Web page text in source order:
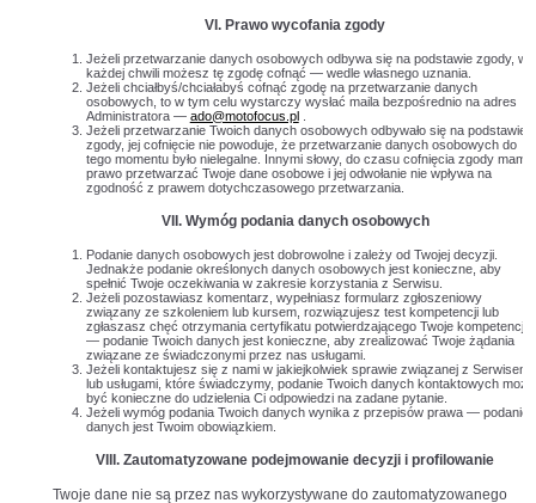
VI. Prawo wycofania zgody
Jeżeli przetwarzanie danych osobowych odbywa się na podstawie zgody, w
każdej chwili możesz tę zgodę cofnąć — wedle własnego uznania.
Jeżeli chciałbyś/chciałabyś cofnąć zgodę na przetwarzanie danych
osobowych, to w tym celu wystarczy wysłać maila bezpośrednio na adres
Administratora — ado@motofocus.pl.
Jeżeli przetwarzanie Twoich danych osobowych odbywało się na podstawie
zgody, jej cofnięcie nie powoduje, że przetwarzanie danych osobowych do
tego momentu było nielegalne. Innymi słowy, do czasu cofnięcia zgody mamy
prawo przetwarzać Twoje dane osobowe i jej odwołanie nie wpływa na
zgodność z prawem dotychczasowego przetwarzania.
VII. Wymóg podania danych osobowych
Podanie danych osobowych jest dobrowolne i zależy od Twojej decyzji.
Jednakże podanie określonych danych osobowych jest konieczne, aby
spełnić Twoje oczekiwania w zakresie korzystania z Serwisu.
Jeżeli pozostawiasz komentarz, wypełniasz formularz zgłoszeniowy
związany ze szkoleniem lub kursem, rozwiązujesz test kompetencji lub
zgłaszasz chęć otrzymania certyfikatu potwierdzającego Twoje kompetencje
— podanie Twoich danych jest konieczne, aby zrealizować Twoje żądania
związane ze świadczonymi przez nas usługami.
Jeżeli kontaktujesz się z nami w jakiejkolwiek sprawie związanej z Serwisem
lub usługami, które świadczymy, podanie Twoich danych kontaktowych może
być konieczne do udzielenia Ci odpowiedzi na zadane pytanie.
Jeżeli wymóg podania Twoich danych wynika z przepisów prawa — podanie
danych jest Twoim obowiązkiem.
VIII. Zautomatyzowane podejmowanie decyzji i profilowanie
Twoje dane nie są przez nas wykorzystywane do zautomatyzowanego